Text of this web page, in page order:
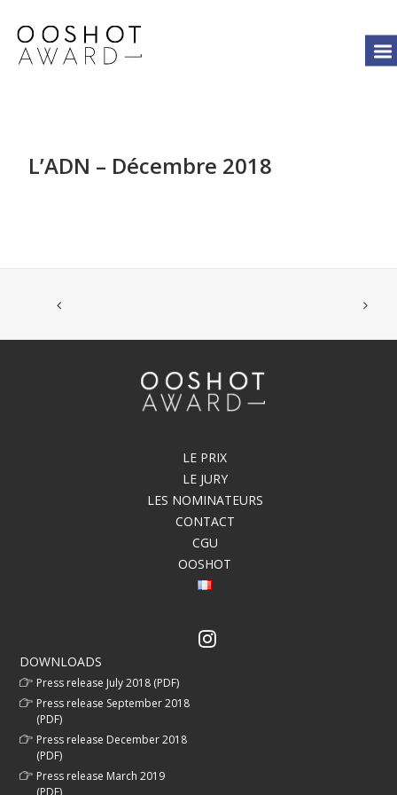
L’ADN – Décembre 2018
LE PRIX
LE JURY
LES NOMINATEURS
CONTACT
CGU
OOSHOT
DOWNLOADS
Press release July 2018 (PDF)
Press release September 2018
(PDF)
Press release December 2018
(PDF)
Press release March 2019
(PDF)